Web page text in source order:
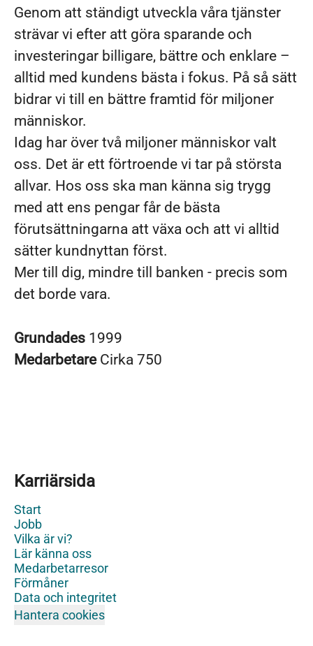
Genom att ständigt utveckla våra tjänster
strävar vi efter att göra sparande och
investeringar billigare, bättre och enklare –
alltid med kundens bästa i fokus. På så sätt
bidrar vi till en bättre framtid för miljoner
människor.
Idag har över två miljoner människor valt
oss. Det är ett förtroende vi tar på största
allvar. Hos oss ska man känna sig trygg
med att ens pengar får de bästa
förutsättningarna att växa och att vi alltid
sätter kundnyttan först.
Mer till dig, mindre till banken - precis som
det borde vara.
Grundades 1999
Medarbetare Cirka 750
Karriärsida
Start
Jobb
Vilka är vi?
Lär känna oss
Medarbetarresor
Förmåner
Data och integritet
Hantera cookies